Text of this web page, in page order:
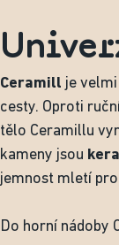
Ceramill je
cesty. Oproti
tělo Ceramillu
kameny jsou
jemnost mletí
Do horní nádoby